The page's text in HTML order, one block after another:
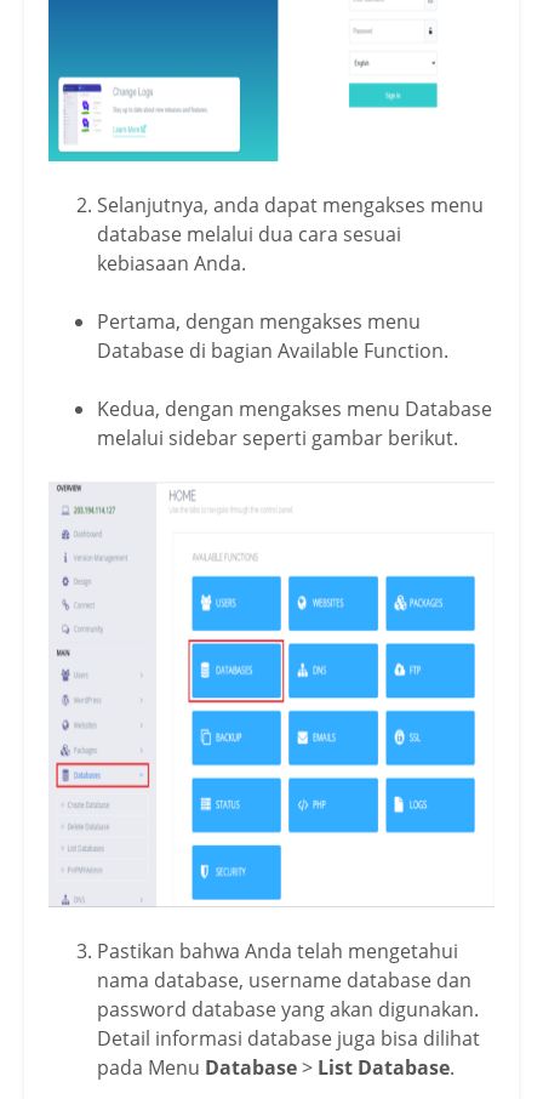
Selanjutnya, anda dapat mengakses menu
database melalui dua cara sesuai
kebiasaan Anda.
Pertama, dengan mengakses menu
Database di bagian Available Function.
Kedua, dengan mengakses menu Database
melalui sidebar seperti gambar berikut.
Pastikan bahwa Anda telah mengetahui
nama database, username database dan
password database yang akan digunakan.
Detail informasi database juga bisa dilihat
pada Menu Database> List Database.